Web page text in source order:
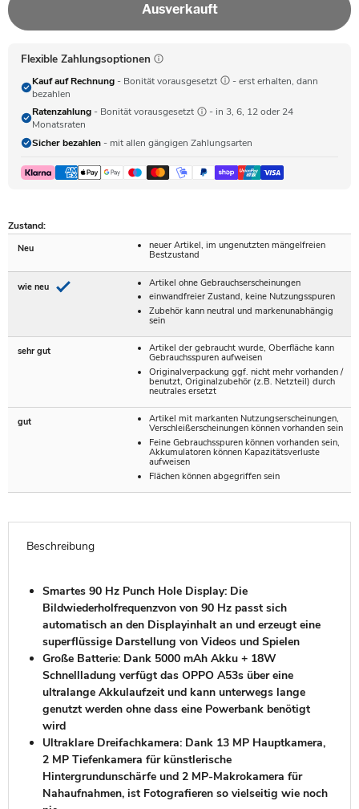
Ausverkauft
Flexible Zahlungsoptionen
Kauf auf Rechnung - Bonität vorausgesetzt
- erst erhalten, dann
bezahlen
Ratenzahlung - Bonität vorausgesetzt
- in 3, 6, 12 oder 24
Monatsraten
Sicher bezahlen - mit allen gängigen Zahlungsarten
Zustand:
Neu
neuer Artikel, im ungenutzten mängelfreien
Bestzustand
wie neu
Artikel ohne Gebrauchserscheinungen
einwandfreier Zustand, keine Nutzungsspuren
Zubehör kann neutral und markenunabhängig
sein
sehr gut
Artikel der gebraucht wurde, Oberfläche kann
Gebrauchsspuren aufweisen
Originalverpackung ggf. nicht mehr vorhanden /
benutzt, Originalzubehör (z.B. Netzteil) durch
neutrales ersetzt
gut
Artikel mit markanten Nutzungserscheinungen,
Verschleißerscheinungen können vorhanden sein
Feine Gebrauchsspuren können vorhanden sein,
Akkumulatoren können Kapazitätsverluste
aufweisen
Flächen können abgegriffen sein
Beschreibung
Smartes 90 Hz Punch Hole Display: Die
Bildwiederholfrequenzvon von 90 Hz passt sich
automatisch an den Displayinhalt an und erzeugt eine
superflüssige Darstellung von Videos und Spielen
Große Batterie: Dank 5000 mAh Akku + 18W
Schnellladung verfügt das OPPO A53s über eine
ultralange Akkulaufzeit und kann unterwegs lange
genutzt werden ohne dass eine Powerbank benötigt
wird
Ultraklare Dreifachkamera: Dank 13 MP Hauptkamera,
2 MP Tiefenkamera für künstlerische
Hintergrundunschärfe und 2 MP-Makrokamera für
Nahaufnahmen, ist Fotografieren so vielseitig wie noch